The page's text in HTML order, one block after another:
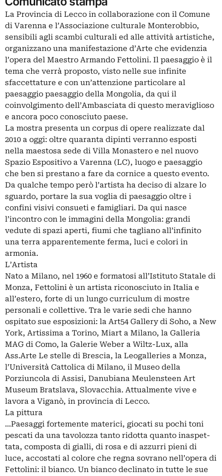
La Provincia di Lecco in collaborazione con il Comune
di Varenna e l’Associazione culturale Monterobbio,
sensibili agli scambi culturali ed alle attività artistiche,
organizzano una manifestazione d’Arte che evidenzia
l’opera del Maestro Armando Fettolini. Il paesaggio è il
tema che verrà proposto, visto nelle sue infinite
sfaccettature e con un’attenzione particolare al
paesaggio paesaggio della Mongolia, da qui il
coinvolgimento dell’Ambasciata di questo meraviglioso
e ancora poco conosciuto paese.
La mostra presenta un corpus di opere realizzate dal
2010 a oggi: oltre quaranta dipinti verranno esposti
nella maestosa sede di Villa Monastero e nel nuovo
Spazio Espositivo a Varenna (LC), luogo e paesaggio
che ben si prestano a fare da cornice a questo evento.
Da qualche tempo però l’artista ha deciso di alzare lo
sguardo, portare la sua voglia di paesaggio oltre i
confini visivi consueti e famigliari. Da qui nasce
l’incontro con le immagini della Mongolia: grandi
vedute di spazi aperti, fiumi che tagliano all’infinito
una terra apparentemente ferma, luci e colori in
armonia.
L’Artista
Nato a Milano, nel 1960 e formatosi all’Istituto Statale di
Monza, Fettolini è un artista riconosciuto in Italia e
all’estero, forte di un lungo curriculum di mostre
personali e collettive. Tra le varie sedi che hanno
ospitato sue esposizioni: la Art54 Gallery di Soho, a New
York, Artissima a Torino, Miart a Milano, la Galleria
MAG di Como, la Galerie Weber a Wiltz-Lux, alla
Ass.Arte Le stelle di Brescia, la Leogalleries a Monza,
l’Università Cattolica di Milano, il Museo della
Porziuncola di Assisi, Danubiana Meulensteen Art
Museum Bratslava, Slovacchia. Attualmente vive e
lavora a Viganò, in provincia di Lecco.
La pittura
...Paesaggi fortemente materici, giocati su pochi toni
pescati da una tavolozza tanto ridotta quanto inaspet-
tata, composta di gialli, di rosa e di azzurri pieni di
luce, accostati al colore che regna sovrano nell’opera di
Fettolini: il bianco. Un bianco declinato in tutte le sue